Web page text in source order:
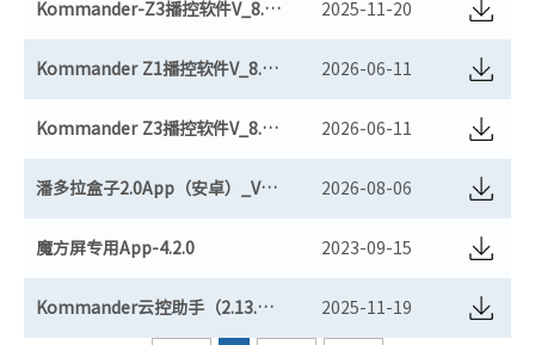
Kommander-Z3播控软件V_8.2.11（适用于win7） 2025-11-20
Kommander Z1播控软件V_8.2.92 2026-06-11
Kommander Z3播控软件V_8.2.92 2026-06-11
潘多拉盒子2.0App（安卓）_V1.0.225 2026-08-06
魔方屏专用App-4.2.0 2023-09-15
Kommander云控助手（2.13.409），支持Z3/Z4/F2/KS920Plus/KS9X8/KS9000/KS9800/KE 2025-11-19